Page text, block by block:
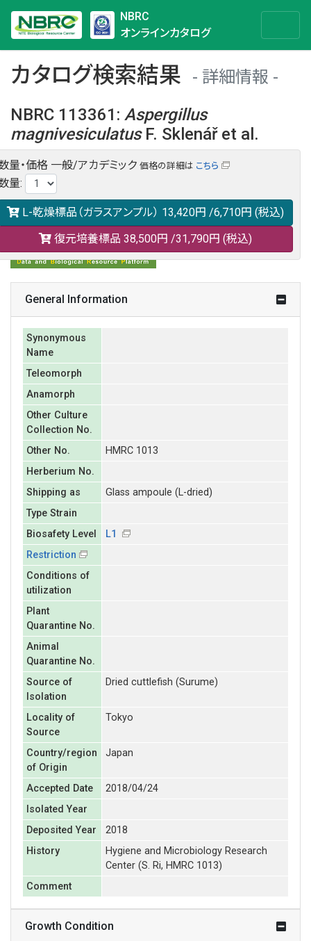
NBRC
オンラインカタログ
カタログ検索結果
詳細情報
NBRC 113361 : Aspergillus
magnivesiculatusF. Sklenář et al.
NBRC 113361の情報や関連データは以下のバナー(DBRP)か
らご覧ください。
日本語での検索も可能です。
量・価格 一般/アカデミック 価格の詳細は こちら
量:
L-乾燥標品（ガラスアンプル） 13,420円 /6,710円 (税込)
復元培養標品 38,500円 /31,790円 (税込)
General Information
Synonymous
Name
Teleomorph
Anamorph
Other Culture
Collection No.
Other No.
HMRC 1013
Herberium No.
Shipping as
Glass ampoule (L-dried)
Type Strain
Biosafety Level
L1
Restriction
Conditions of
utilization
Plant
Quarantine No.
Animal
Quarantine No.
Source of
Isolation
Dried cuttlefish (Surume)
Locality of
Source
Tokyo
Country/region
of Origin
Japan
Accepted Date
2018/04/24
Isolated Year
Deposited Year
2018
History
Hygiene and Microbiology Research
Center (S. Ri, HMRC 1013)
Comment
Growth Condition